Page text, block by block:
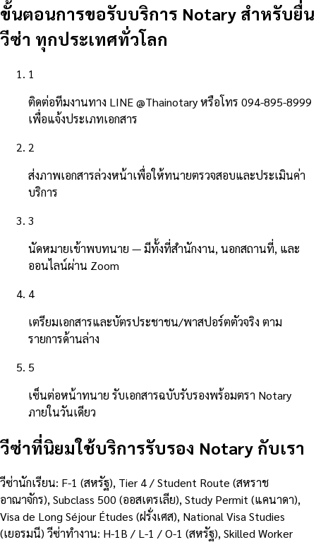
ขั้นตอนการขอรับบริการ Notary สำหรับยื่น
วีซ่า ทุกประเทศทั่วโลก
1
ติดต่อทีมงานทาง LINE @Thainotary หรือโทร 094-895-8999
เพื่อแจ้งประเภทเอกสาร
2
ส่งภาพเอกสารล่วงหน้าเพื่อให้ทนายตรวจสอบและประเมินค่า
บริการ
3
นัดหมายเข้าพบทนาย — มีทั้งที่สำนักงาน, นอกสถานที่, และ
ออนไลน์ผ่าน Zoom
4
เตรียมเอกสารและบัตรประชาชน/พาสปอร์ตตัวจริง ตาม
รายการด้านล่าง
5
เซ็นต่อหน้าทนาย รับเอกสารฉบับรับรองพร้อมตรา Notary
ภายในวันเดียว
วีซ่าที่นิยมใช้บริการรับรอง Notary กับเรา
วีซ่านักเรียน: F-1 (สหรัฐ), Tier 4 / Student Route (สหราช
อาณาจักร), Subclass 500 (ออสเตรเลีย), Study Permit (แคนาดา),
Visa de Long Séjour Études (ฝรั่งเศส), National Visa Studies
(เยอรมนี) วีซ่าทำงาน: H-1B / L-1 / O-1 (สหรัฐ), Skilled Worker